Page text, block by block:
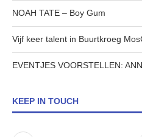
NOAH TATE – Boy Gum
Vijf keer talent in Buurtkroeg
EVENTJES VOORSTELLEN:
KEEP IN TOUCH